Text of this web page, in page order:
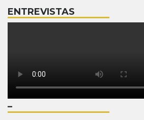
ENTREVISTAS
–